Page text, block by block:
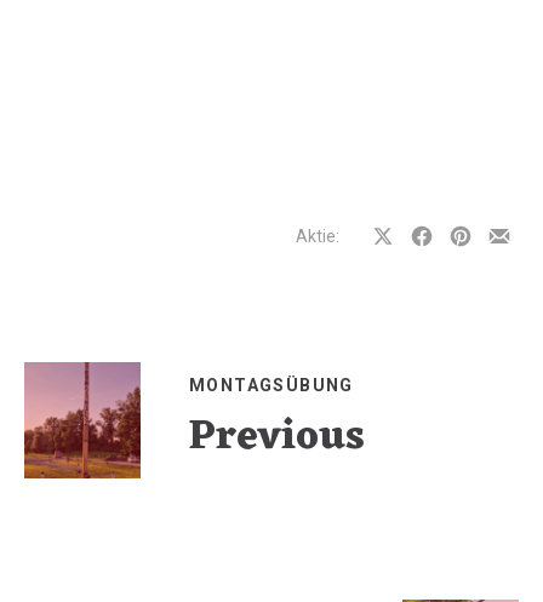
Aktie:
Auf
Auf
Auf
Teilen
MONTAGSÜBUNG
Previous